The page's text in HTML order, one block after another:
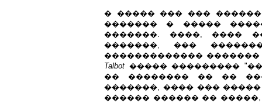
� ����� ��� ���
������� � �����
�������. ����, ����
�������, ���
������������� �������
Talbot ����� ���������
�� �������� �� ��
�������, ���� ���
������ ������ ��